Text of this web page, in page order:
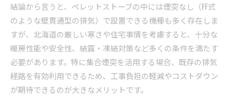
結論から言うと、ペレットストーブの中には煙突なし（FF式
のような壁貫通型の排気）で設置できる機種も多く存在しま
すが、北海道の厳しい寒さや住宅事情を考慮すると、十分な
暖房性能や安全性、結露・凍結対策など多くの条件を満たす
必要があります。特に集合煙突を活用する場合、既存の排気
経路を有効利用できるため、工事負担の軽減やコストダウン
が期待できるのが大きなメリットです。